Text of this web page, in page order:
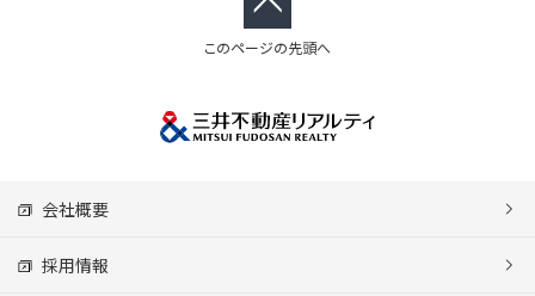
このページの先頭へ
会社概要
採用情報